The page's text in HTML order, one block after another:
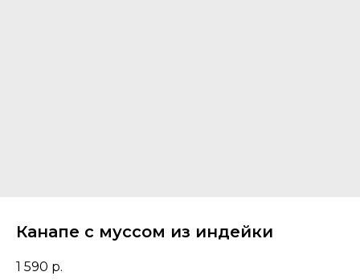
Канапе с муссом из индейки
1 590 р.